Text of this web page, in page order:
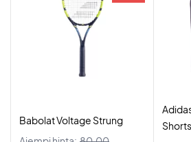
Babolat Voltage Strung